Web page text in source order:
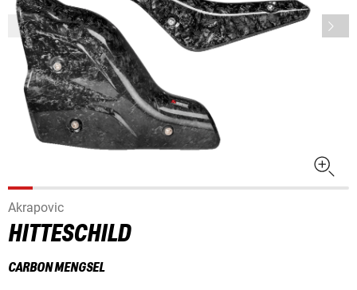
Akrapovic
HITTESCHILD
CARBON MENGSEL